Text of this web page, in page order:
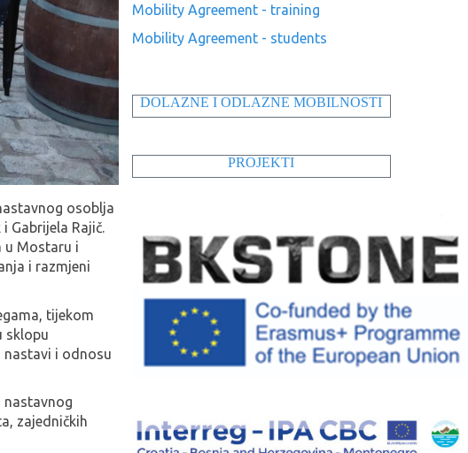
osoblja
Gabrijela Rajič.
u Mostaru i
i razmjeni
tijekom
sklopu
nastavi i odnosu
nastavnog
zajedničkih
Mobility Agreement - training
Mobility Agreement - students
DOLAZNE I ODLAZNE MOBILNOSTI
PROJEKTI